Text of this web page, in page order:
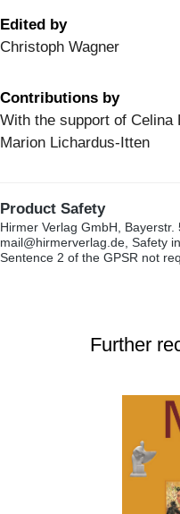
Edited by
Christoph Wagner
Contributions by
With the support of Celina
Marion Lichardus-Itten
Product Safety
Hirmer Verlag GmbH, Bayerstr.
mail@hirmerverlag.de, Safety
Sentence 2 of the GPSR not
Further